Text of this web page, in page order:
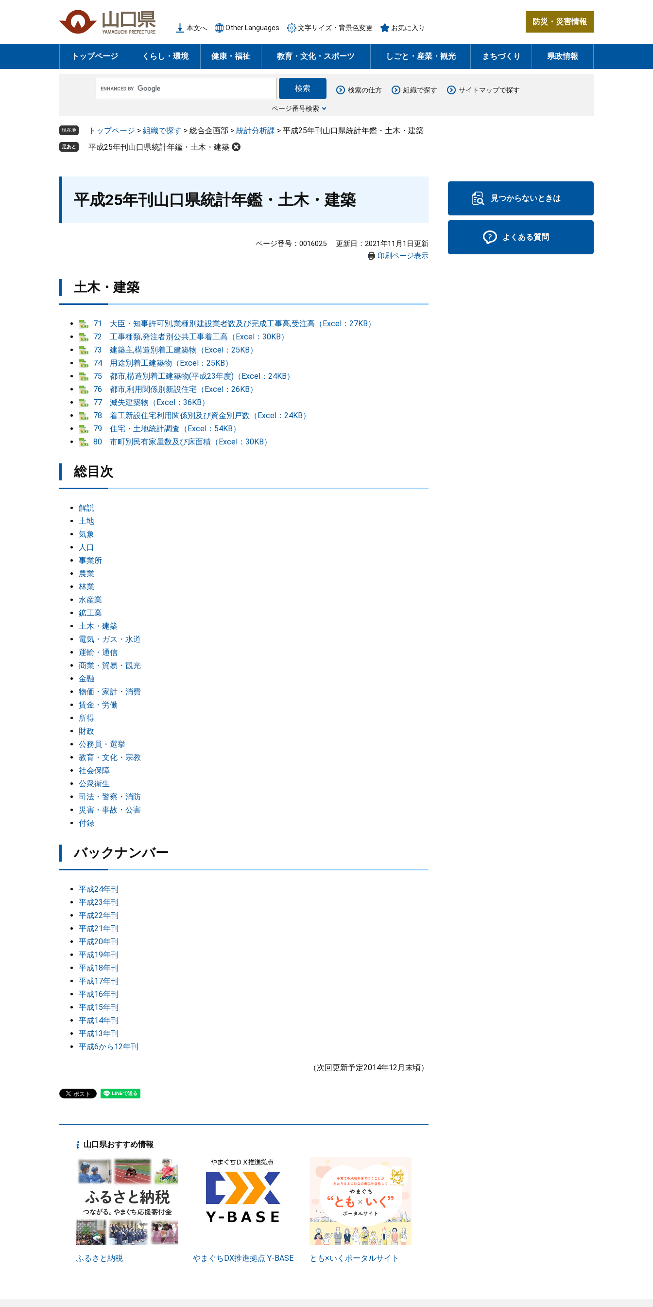
の
頭
ー
飛
本文へ Other Languages 文字サイズ・背景色変更 お気に入り
防災・災害情報
トップページ くらし・環境 健康・福祉 教育・文化・スポーツ しごと・産業・観光 まちづくり 県政情報
o
e
ス
ページ番号検索
検索の仕方 組織で探す サイトマップで探す
現在地 トップページ > 組織で探す > 総合企画部 > 統計分析課 > 平成25年刊山口県統計年鑑・土木・建築
足あと 平成25年刊山口県統計年鑑・土木・建築
平成25年刊山口県統計年鑑・土木・建築
ページ番号：0016025
更新日：2021年11月1日更新
印刷ページ表示
土木・建築
71 大臣・知事許可別,業種別建設業者数及び完成工事高,受注高（Excel：27KB）
72 工事種類,発注者別公共工事着工高（Excel：30KB）
73 建築主,構造別着工建築物（Excel：25KB）
74 用途別着工建築物（Excel：25KB）
75 都市,構造別着工建築物(平成23年度)（Excel：24KB）
76 都市,利用関係別新設住宅（Excel：26KB）
77 滅失建築物（Excel：36KB）
78 着工新設住宅利用関係別及び資金別戸数（Excel：24KB）
79 住宅・土地統計調査（Excel：54KB）
80 市町別民有家屋数及び床面積（Excel：30KB）
総目次
解説
土地
気象
人口
事業所
農業
林業
水産業
鉱工業
土木・建築
電気・ガス・水道
運輸・通信
商業・貿易・観光
金融
物価・家計・消費
賃金・労働
所得
財政
公務員・選挙
教育・文化・宗教
社会保障
公衆衛生
司法・警察・消防
災害・事故・公害
付録
バックナンバー
平成24年刊
平成23年刊
平成22年刊
平成21年刊
平成20年刊
平成19年刊
平成18年刊
平成17年刊
平成16年刊
平成15年刊
平成14年刊
平成13年刊
平成6から12年刊
（次回更新予定2014年12月末頃）
山口県おすすめ情報
ふるさと納税 やまぐちDX推進拠点 Y-BASE とも×いくポータルサイト
見つからないときは
よくある質問